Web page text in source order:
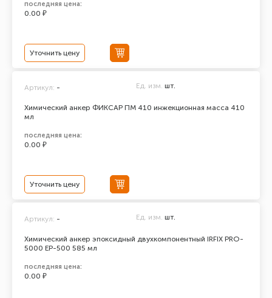
последняя цена:
0.00 ₽
Уточнить цену
Химический анкер ФИКСАР ПМ 410 инжекционная масса 410
мл
Артикул: - Ед. изм. шт.
последняя цена:
0.00 ₽
Уточнить цену
Химический анкер эпоксидный двухкомпонентный IRFIX PRO-
5000 ЕР-500 585 мл
Артикул: - Ед. изм. шт.
последняя цена:
0.00 ₽